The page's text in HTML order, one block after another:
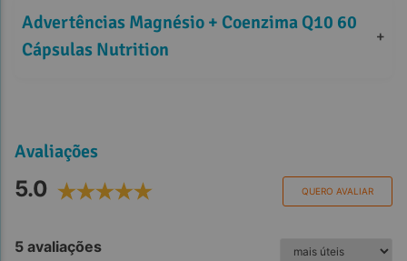
Advertências Magnésio + Coenzima Q10 60
Cápsulas Nutrition
+
Avaliações
5.0 QUERO AVALIAR
5 avaliações